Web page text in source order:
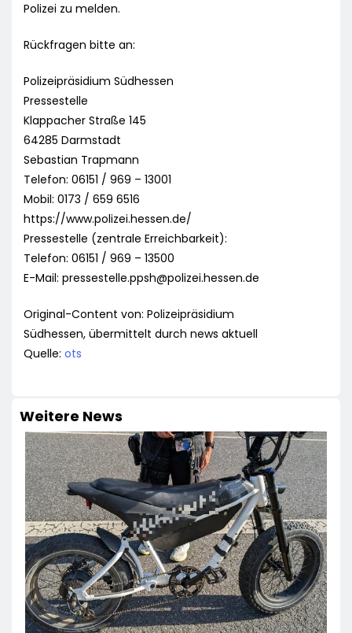
Polizei zu melden.
Rückfragen bitte an:
Polizeipräsidium Südhessen
Pressestelle
Klappacher Straße 145
64285 Darmstadt
Sebastian Trapmann
Telefon: 06151 / 969 – 13001
Mobil: 0173 / 659 6516
https://www.polizei.hessen.de/
Pressestelle (zentrale Erreichbarkeit):
Telefon: 06151 / 969 – 13500
E-Mail: pressestelle.ppsh@polizei.hessen.de
Original-Content von: Polizeipräsidium
Südhessen, übermittelt durch news aktuell
Quelle: ots
Weitere News